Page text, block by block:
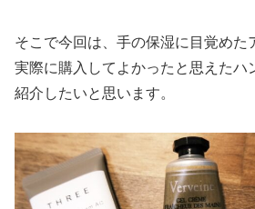
そこで今回は、手の保湿に目覚めた
実際に購入してよかったと思えたハ
紹介したいと思います。